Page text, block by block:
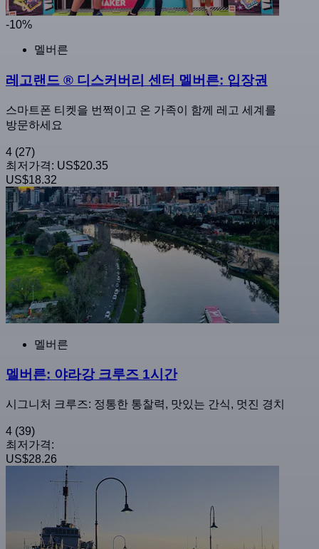
-10%
멜버른
레고랜드 ® 디스커버리 센터 멜버른: 입장권
스마트폰 티켓을 번쩍이고 온 가족이 함께 레고 세계를
방문하세요
4 (27)
최저가격: US$20.35
US$18.32
멜버른
멜버른: 야라강 크루즈 1시간
시그니처 크루즈: 정통한 통찰력, 맛있는 간식, 멋진 경치
4 (39)
최저가격:
US$28.26